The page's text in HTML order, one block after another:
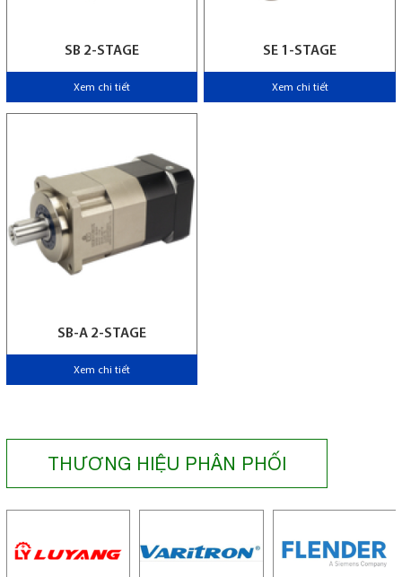
SB 2-STAGE
Xem chi tiết
SE 1-STAGE
Xem chi tiết
SB-A 2-STAGE
Xem chi tiết
THƯƠNG HIỆU PHÂN PHỐI